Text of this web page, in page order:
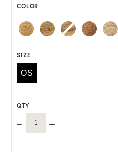
品です。丸めて持ち運びが
*本商品は生産時期により
いずれの仕様も快適にご着
れておりますので、あらか
M, L 展開の商品:M
*天然素材を用いたハンド
COLOR
SIZE
OS
QTY